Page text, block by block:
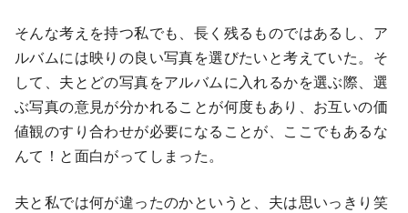
そんな考えを持つ私でも、長く残るものではあるし、ア
ルバムには映りの良い写真を選びたいと考えていた。そ
して、夫とどの写真をアルバムに入れるかを選ぶ際、選
ぶ写真の意見が分かれることが何度もあり、お互いの価
値観のすり合わせが必要になることが、ここでもあるな
んて！と面白がってしまった。
夫と私では何が違ったのかというと、夫は思いっきり笑